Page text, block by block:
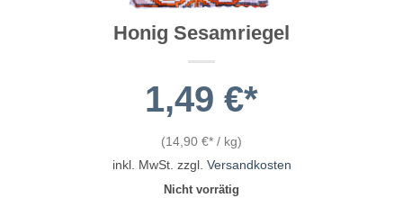
Honig Sesamriegel
1,49 €
(14,90 € / kg)
inkl. MwSt. zzgl. Versandkosten
Nicht vorrätig